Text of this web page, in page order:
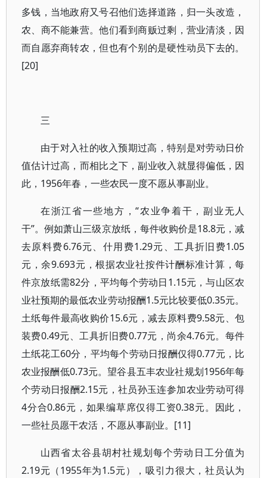
多钱，当地政府又号召他们选择道路，归一头改造，
农、商不能兼营。他们看到商贩过剩，营业清淡，因
而自愿弃商转农，但也有个别的是硬性动员下去的。
[20]
三
由于对入社的收入预期过高，特别是对劳动日价
值估计过高，而相比之下，副业收入就显得偏低，因
此，1956年春，一些农民一度不愿从事副业。
在浙江省一些地方，“农业争着干，副业无人
干”。例如萧山三级京放纸，每件收购价是18.8元，减
去原料费6.76元、什用费1.29元、工具折旧费1.05
元，余9.693元，根据农业社按件计酬标准计算，每
件京放纸需82分，平均每个劳动日1.15元，与山区农
业社预期的最低农业劳动报酬1.5元比较要低0.35元。
土纸每件最高收购价15.6元，减去原料费9.58元、包
装费0.49元、工具折旧费0.77元，尚余4.76元。每件
土纸花工60分，平均每个劳动日报酬仅得0.77元，比
农业报酬低0.73元。望谷县五丰农业社规划1956年每
个劳动日报酬2.15元，社员孙玉连参加农业劳动可得
4分合0.86元，如果编草席仅得工资0.38元。因此，
一些社员愿干农活，不愿从事副业。[11]
山西省太谷县胡村社规划每个劳动日工分值为
2.19元（1955年为1.5元），吸引力很大，社员认为